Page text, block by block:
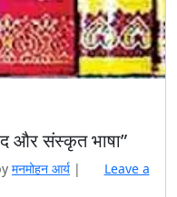
वेद और संस्कृत भाषा”
मनमोहन आर्य |
Leave a